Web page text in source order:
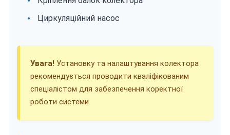
Циркуляційний насос
Увага! Установку та налаштування колектора
рекомендується проводити кваліфікованим
спеціалістом для забезпечення коректної
роботи системи.